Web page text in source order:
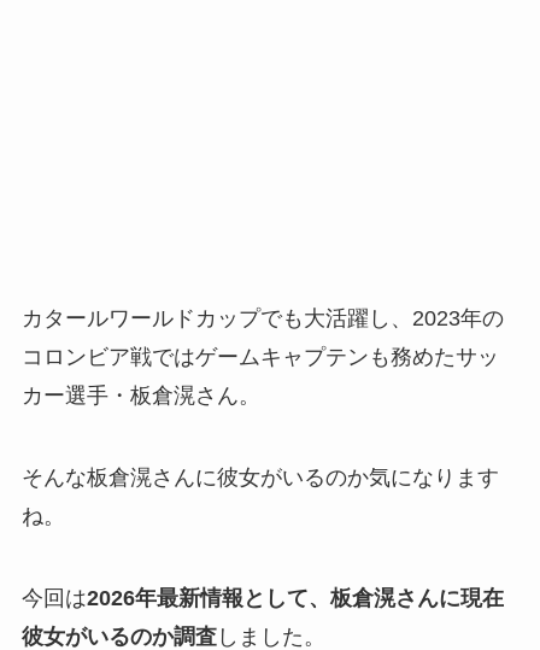
カタールワールドカップでも大活躍し、2023年の
コロンビア戦ではゲームキャプテンも務めたサッ
カー選手・板倉滉さん。
そんな板倉滉さんに彼女がいるのか気になります
ね。
今回は2026年最新情報として、板倉滉さんに現在
彼女がいるのか調査しました。